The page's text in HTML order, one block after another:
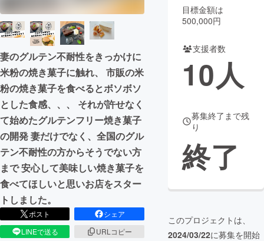
まちづくり・地域活性化
CAMPFIRE for Social Good
CAMPFIRE Creation
CAMPFIREふるさと納税machi-ya コミュニティ
妻のグルテン不耐性をきっかけに
米粉の焼き菓子に触れ、 市販の米
粉の焼き菓子を食べるとボソボソ
とした食感、、、 それが許せなく
て始めたグルテンフリー焼き菓子
の開発 妻だけでなく、全国のグル
テン不耐性の方からそうでない方
まで 安心して美味しい焼き菓子を
食べてほしいと思いお店をスター
トしました。
ポスト
シェア
LINEで送る
URLコピー
目標金額は
500,000円
支援者数
10人
募集終了まで残
り
終了
このプロジェクトは、
2024/03/22に募集を開始